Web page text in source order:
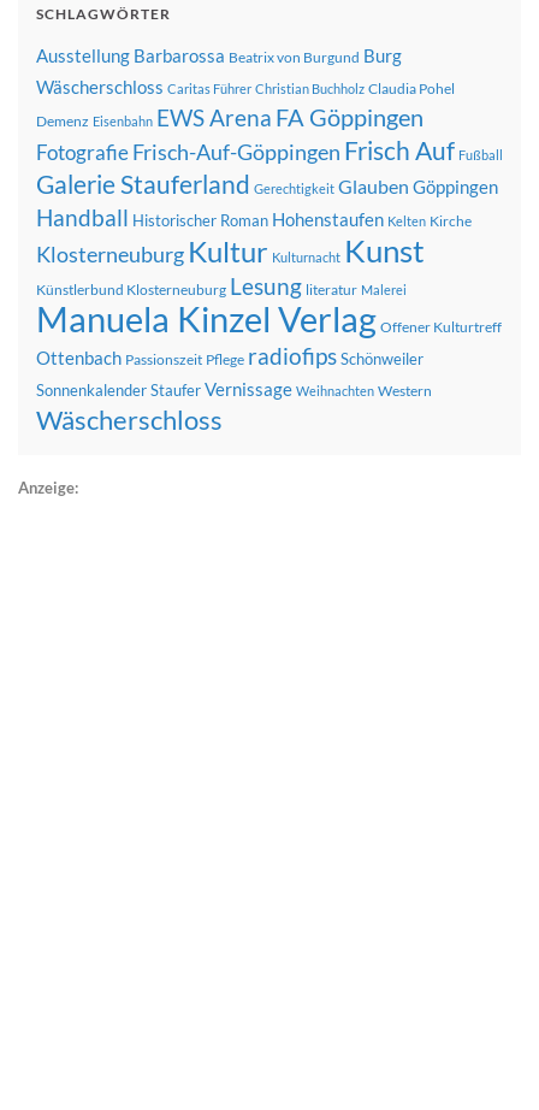
SCHLAGWÖRTER
Ausstellung Barbarossa Beatrix von Burgund Burg
Wäscherschloss Caritas Führer Christian Buchholz Claudia Pohel
Demenz Eisenbahn EWS Arena FA Göppingen
FotografieFrisch-Auf-Göppingen Frisch Auf Fußball
Galerie Stauferland Gerechtigkeit Glauben Göppingen
Handball Historischer Roman Hohenstaufen Kelten Kirche
Klosterneuburg Kultur Kulturnacht Kunst
Künstlerbund Klosterneuburg Lesung literatur Malerei
Manuela Kinzel Verlag Offener Kulturtreff
Ottenbach Passionszeit Pflege radiofipsSchönweiler
SonnenkalenderStauferVernissage Weihnachten Western
Wäscherschloss
Anzeige: